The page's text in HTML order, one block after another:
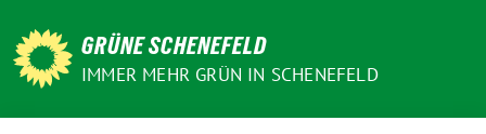
zum
Inhalt
GRÜNE SCHENEFELD
IMMER MEHR GRÜN IN SCHENEFELD